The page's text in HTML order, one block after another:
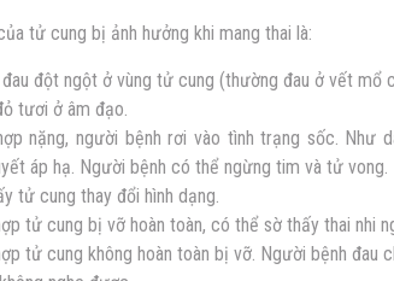
tử cung bị ảnh hưởng khi mang thai là:
đột ngột ở vùng tử cung (thường đau ở vết mổ
tươi ở âm đạo.
nặng, người bệnh rơi vào tình trạng sốc. Như
áp hạ. Người bệnh có thể ngừng tim và tử vong.
tử cung thay đổi hình dạng.
tử cung bị vỡ hoàn toàn, có thể sờ thấy thai nhi
tử cung không hoàn toàn bị vỡ. Người bệnh đau